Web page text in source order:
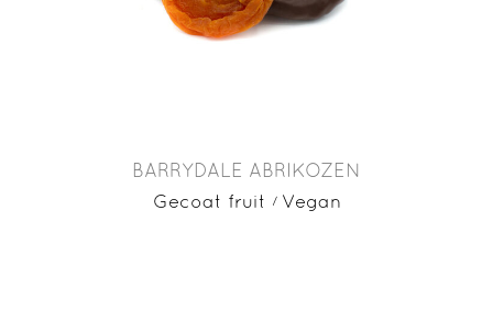
BARRYDALE ABRIKOZEN
Gecoat fruit Vegan